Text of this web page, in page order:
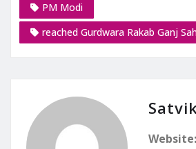
PM Modi
reached Gurdwara Rakab Ganj
Website: